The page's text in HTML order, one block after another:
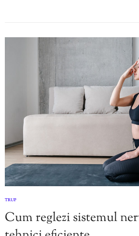
TRUP
Cum reglezi sistemul